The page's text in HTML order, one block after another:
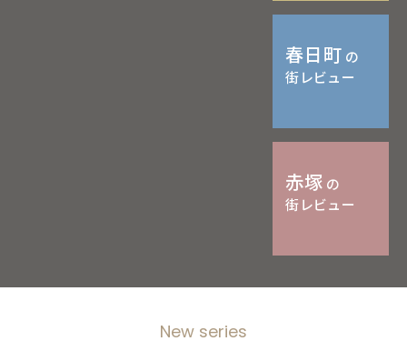
春日町 の
街レビュー
赤塚 の
街レビュー
New series